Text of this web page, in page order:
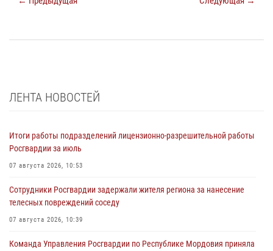
ЛЕНТА НОВОСТЕЙ
Итоги работы подразделений лицензионно-разрешительной работы
Росгвардии за июль
07 августа 2026, 10:53
Сотрудники Росгвардии задержали жителя региона за нанесение
телесных повреждений соседу
07 августа 2026, 10:39
Команда Управления Росгвардии по Республике Мордовия приняла